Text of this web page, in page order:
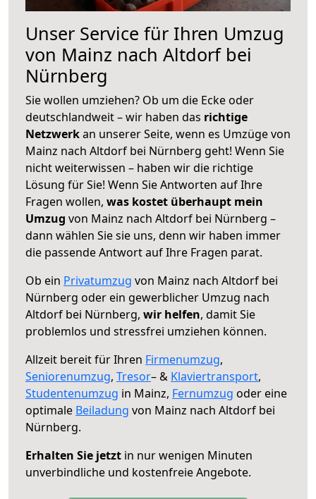
Unser Service für Ihren Umzug
von Mainz nach Altdorf bei
Nürnberg
Sie wollen umziehen? Ob um die Ecke oder
deutschlandweit – wir haben das richtige
Netzwerkan unserer Seite, wenn es Umzüge von
Mainz nach Altdorf bei Nürnberg geht! Wenn Sie
nicht weiterwissen – haben wir die richtige
Lösung für Sie! Wenn Sie Antworten auf Ihre
Fragen wollen, was kostet überhaupt mein
Umzug von Mainz nach Altdorf bei Nürnberg –
dann wählen Sie sie uns, denn wir haben immer
die passende Antwort auf Ihre Fragen parat.
Ob ein Privatumzug von Mainz nach Altdorf bei
Nürnberg oder ein gewerblicher Umzug nach
Altdorf bei Nürnberg, wir helfen, damit Sie
problemlos und stressfrei umziehen können.
Allzeit bereit für Ihren Firmenumzug,
Seniorenumzug, Tresor– & Klaviertransport,
Studentenumzug in Mainz, Fernumzug oder eine
optimale Beiladung von Mainz nach Altdorf bei
Nürnberg.
Erhalten Sie jetzt in nur wenigen Minuten
unverbindliche und kostenfreie Angebote.